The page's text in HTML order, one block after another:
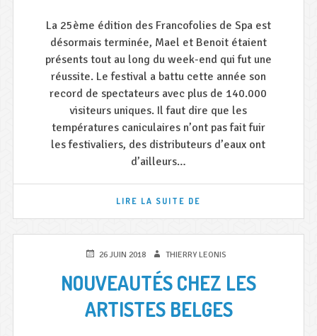
La 25ème édition des Francofolies de Spa est
désormais terminée, Mael et Benoit étaient
présents tout au long du week-end qui fut une
réussite. Le festival a battu cette année son
record de spectateurs avec plus de 140.000
visiteurs uniques. Il faut dire que les
températures caniculaires n’ont pas fait fuir
les festivaliers, des distributeurs d’eaux ont
d’ailleurs…
LIRE LA SUITE DE
2018
FINI
!
PUBLIÉ26 JUIN 2018 AUTEUR
THIERRY LEONIS
NOUVEAUTÉS CHEZ LES
ARTISTES BELGES